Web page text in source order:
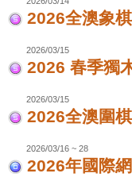
2026全澳象
2026/03/15
2026 春季獨
2026/03/15
2026全澳圍
2026/03/16 ~ 28
2026年國際